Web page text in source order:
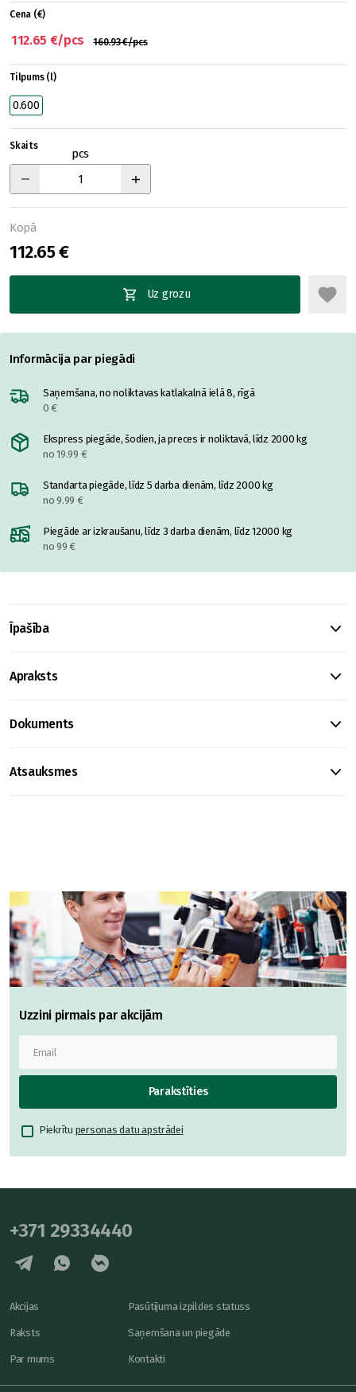
Cena (€)
160.93 €/pcs
112.65 €/pcs
Tilpums (l)
0.600
Skaits
pcs
Kopā
112.65 €
Uz grozu
Informācija par piegādi
Saņemšana, no noliktavas katlakalnā ielā 8, rīgā
0 €
Ekspress piegāde, šodien, ja preces ir noliktavā, līdz 2000 kg
no 19.99 €
Standarta piegāde, līdz 5 darba dienām, līdz 2000 kg
no 9.99 €
Piegāde ar izkraušanu, līdz 3 darba dienām, līdz 12000 kg
no 99 €
Īpašība
Apraksts
Dokuments
Atsauksmes
Uzzini pirmais par akcijām
Parakstīties
Piekrītu personas datu apstrādei
+371 29334440
Akcijas
Raksts
Par mums
Pasūtījuma izpildes statuss
Saņemšana un piegāde
Kontakti